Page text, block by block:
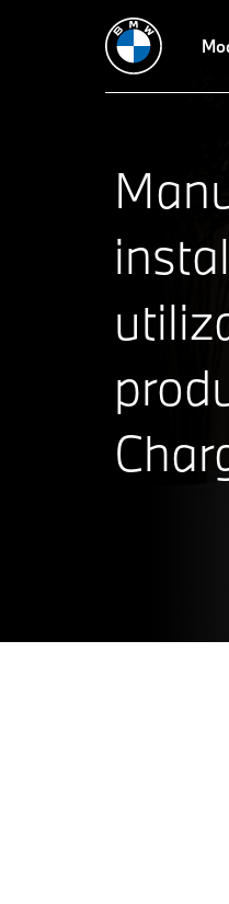
Multifunction Charger